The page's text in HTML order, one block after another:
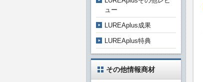
ュー
LUREAplus成果
LUREAplus特典
その他情報商材